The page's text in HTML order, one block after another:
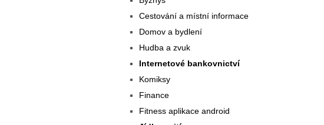
Cestování a místní informace
Domov a bydlení
Hudba a zvuk
Internetové bankovnictví
Komiksy
Finance
Fitness aplikace android